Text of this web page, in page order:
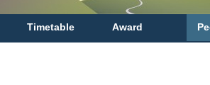
Timetable Award